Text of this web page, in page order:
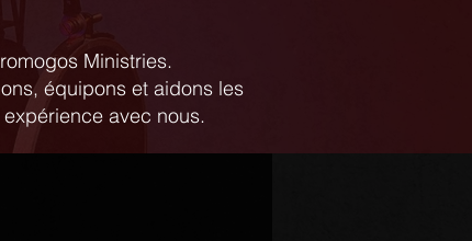
Ministries.
équipons et aidons les
avec nous.